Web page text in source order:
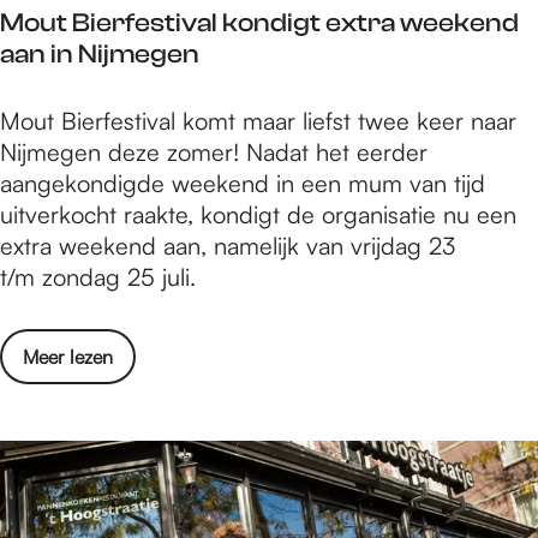
e
u
m
u
z
i
k
a
p
g
r
a
n
c
e
r
t
e
e
n
n
e
u
m
u
z
n
n
i
u
w
c
o
l
l
c
t
e
f
D
s
t
n
b
i
e
r
v
n
n
w
c
Mout Bierfestival kondigt extra weekend
aan in Nijmegen
M
o
u
t
B
i
r
f
t
v
Mout Bierfestival komt maar liefst twee keer naar
Nijmegen deze zomer! Nadat het eerder
aangekondigde weekend in een mum van tijd
uitverkocht raakte, kondigt de organisatie nu een
extra weekend aan, namelijk van vrijdag 23
t/m zondag 25 juli.
Meer lezen
o
v
r
M
o